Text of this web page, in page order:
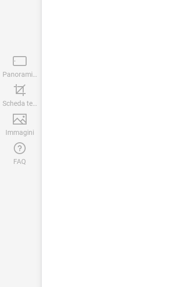
Panoramica
Scheda tecnica
Immagini
FAQ